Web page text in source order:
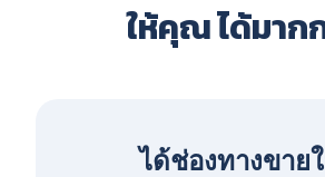
ให้คุณ ได้มาก
ได้ช่องทางขาย